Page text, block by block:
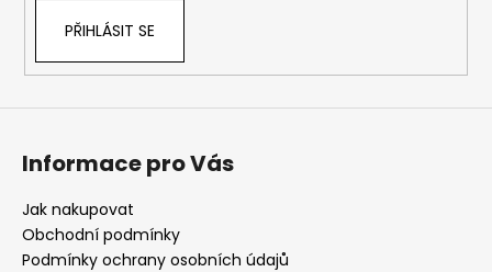
PŘIHLÁSIT SE
Informace pro Vás
Jak nakupovat
Obchodní podmínky
Podmínky ochrany osobních údajů